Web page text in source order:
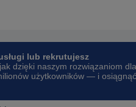
lub rekrutujesz
dzięki naszym rozwiązaniom dla
użytkowników — i osiągnąć